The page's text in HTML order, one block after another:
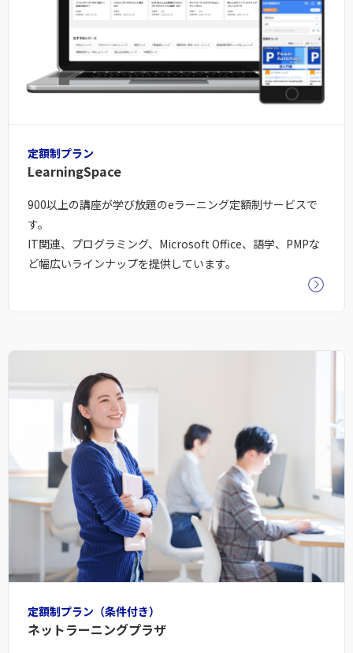
定額制プラン
LearningSpace
900以上の講座が学び放題のeラーニング定額制サービスで
す。
IT関連、プログラミング、Microsoft Office、語学、PMPな
ど幅広いラインナップを提供しています。
定額制プラン（条件付き）
ネットラーニングプラザ